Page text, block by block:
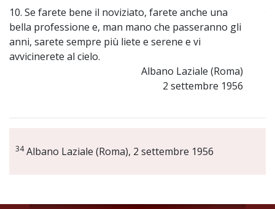
10. Se farete bene il noviziato, farete anche una
bella professione e, man mano che passeranno gli
anni, sarete sempre più liete e serene e vi
avvicinerete al cielo.
Albano Laziale (Roma)
2 settembre 1956
34Albano Laziale (Roma), 2 settembre 1956